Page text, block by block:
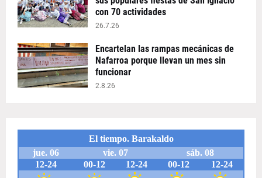
con 70 actividades
26.7.26
Encartelan las rampas mecánicas de
Nafarroa porque llevan un mes sin
funcionar
2.8.26